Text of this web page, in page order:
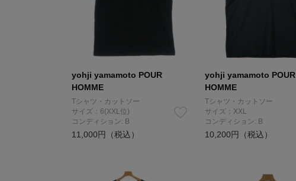
yohji yamamoto POUR
HOMME
Tシャツ・カットソー
サイズ：6(XXL位)
コンディション: B
11,000円（税込）
yohji yamamoto POUR
HOMME
Tシャツ・カットソー
サイズ：XXL
コンディション: B
10,200円（税込）